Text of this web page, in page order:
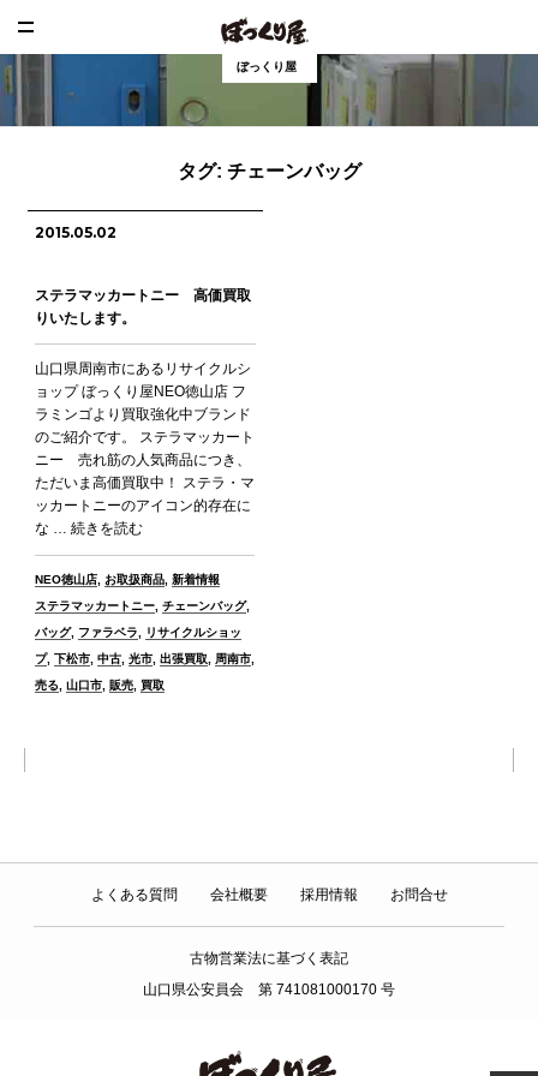
ぼっくり屋
タグ: チェーンバッグ
2015.05.02
ステラマッカートニー 高価買取
りいたします。
山口県周南市にあるリサイクルシ
ョップ ぼっくり屋NEO徳山店 フ
ラミンゴより買取強化中ブランド
のご紹介です。 ステラマッカート
ニー 売れ筋の人気商品につき、
ただいま高価買取中！ ステラ・マ
ッカートニーのアイコン的存在に
な … 続きを読む
カ
テ
ゴ
リ
NEO徳山店 お取扱商品 新着情報
タ
グ
ステラマッカートニー チェーンバッグ,
バッグ, ファラベラ
リサイクルショッ
プ, 下松市 中古 光市 出張買取 周南市
売る
山口市 販売 買取
よくある質問 会社概要 採用情報 お問合せ
古物営業法に基づく表記
山口県公安員会 第 741081000170 号